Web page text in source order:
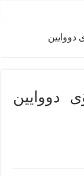
دووایین
دووایین